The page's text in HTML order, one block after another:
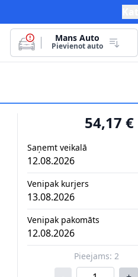
Mans Auto
Pievienot auto
54,17 €
Saņemt veikalā
12.08.2026
Venipak kurjers
13.08.2026
Venipak pakomāts
12.08.2026
Pieejams: 2